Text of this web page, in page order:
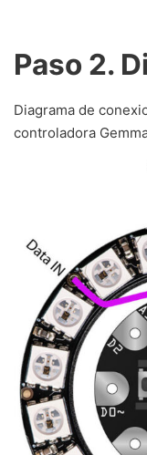
Paso 2.
Diagrama de
controladora